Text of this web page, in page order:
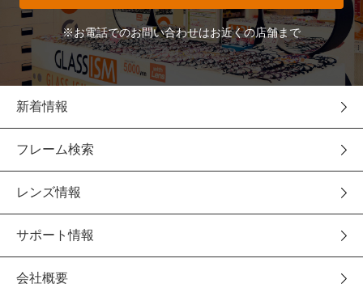
※お電話でのお問い合わせはお近くの店舗まで
新着情報
フレーム検索
レンズ情報
サポート情報
会社概要